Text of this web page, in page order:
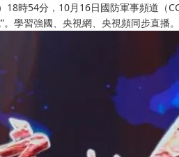
時54分，10月16日國防軍事頻道（
學習強國、央視網、央視頻同步直播。